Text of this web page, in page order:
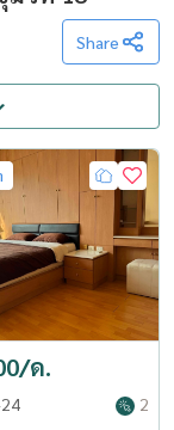
Share
ด.
2